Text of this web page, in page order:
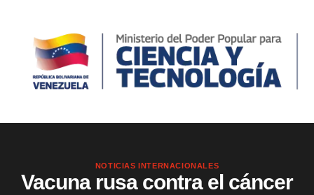
NOTICIAS INTERNACIONALES
Vacuna rusa contra el cáncer